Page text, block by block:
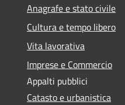
Anagrafe e stato civile
Cultura e tempo libero
Vita lavorativa
Imprese e Commercio
Appalti pubblici
Catasto e urbanistica